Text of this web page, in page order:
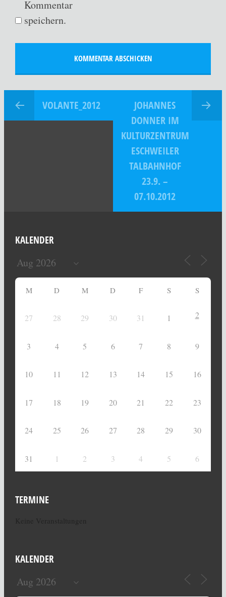
Kommentar
speichern.
VOLANTE_2012
JOHANNES
DONNER IM
KULTURZENTRUM
ESCHWEILER
TALBAHNHOF
23.9. –
07.10.2012
KALENDER
M D M D F S S
27 28 29 30 31 1 2
3 4 5 6 7 8 9
10 11 12 13 14 15 16
17 18 19 20 21 22 23
24 25 26 27 28 29 30
31 1 2 3 4 5 6
TERMINE
KALENDER